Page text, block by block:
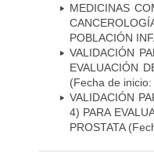
MEDICINAS
POBLACIÓN
VALIDACIÓN
EVALUACIÓN
(Fecha de
VALIDACIÓN
4) PARA
PROSTATA